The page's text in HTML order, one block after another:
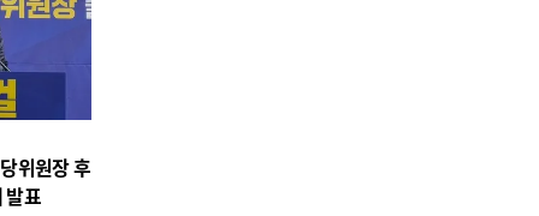
위원장 후
표